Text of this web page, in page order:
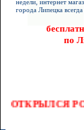
недели, интернет
города Липецка
по
ОТКРЫЛСЯ